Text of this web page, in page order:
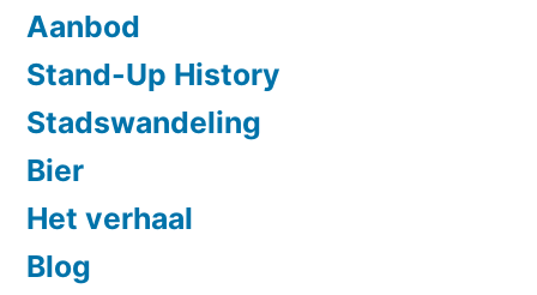
Aanbod
Stand-Up History
Stadswandeling
Bier
Het verhaal
Blog